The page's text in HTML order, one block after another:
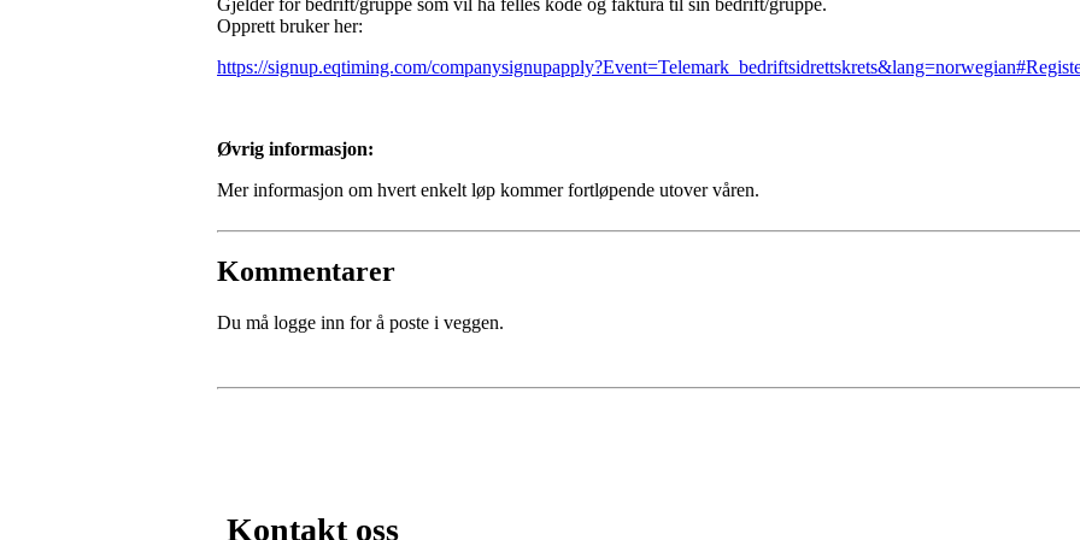
Opprett bruker her:
https://signup.eqtiming.com/
Øvrig informasjon:
Mer informasjon om hvert enkelt løp kommer fortløpende utover våren.
Kommentarer
Du må logge inn for å poste i veggen.
Kontakt oss